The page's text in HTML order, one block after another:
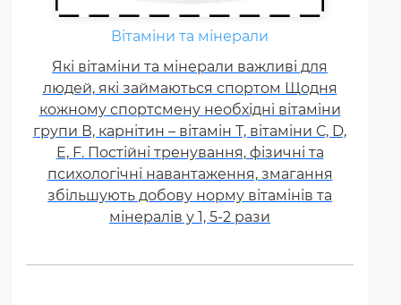
Вітаміни та мінерали
Які вітаміни та мінерали важливі для
людей, які займаються спортом Щодня
кожному спортсмену необхідні вітаміни
групи В, карнітин – вітамін Т, вітаміни С, D,
E, F. Постійні тренування, фізичні та
психологічні навантаження, змагання
збільшують добову норму вітамінів та
мінералів у 1, 5-2 рази